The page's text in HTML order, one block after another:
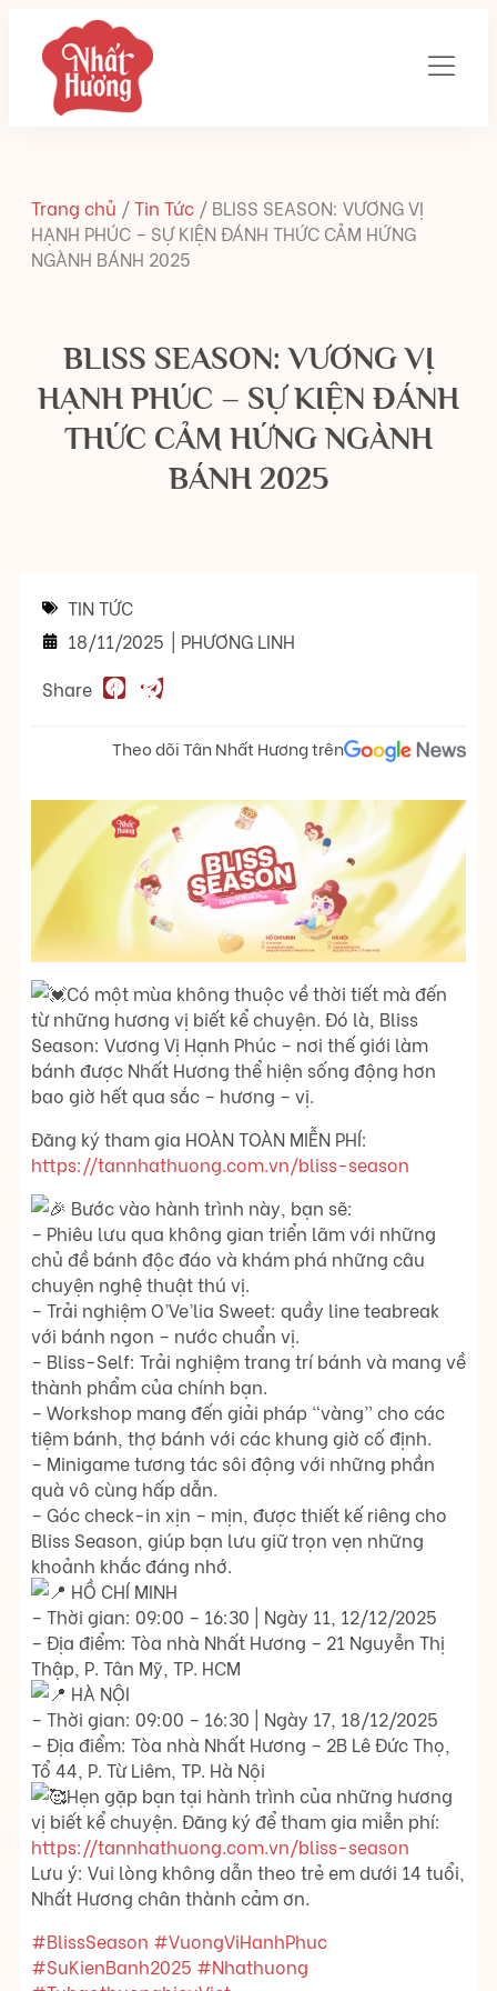
Trang chủ /Tin Tức / BLISS SEASON: VƯƠNG VỊ
HẠNH PHÚC – SỰ KIỆN ĐÁNH THỨC CẢM HỨNG
NGÀNH BÁNH 2025
BLISS SEASON: VƯƠNG VỊ
HẠNH PHÚC – SỰ KIỆN ĐÁNH
THỨC CẢM HỨNG NGÀNH
BÁNH 2025
TIN TỨC
18/11/2025 | PHƯƠNG LINH
Share
Theo dõi Tân Nhất Hương trên
Có một mùa không thuộc về thời tiết mà đến
từ những hương vị biết kể chuyện. Đó là, Bliss
Season: Vương Vị Hạnh Phúc – nơi thế giới làm
bánh được Nhất Hương thể hiện sống động hơn
bao giờ hết qua sắc – hương – vị.
Đăng ký tham gia HOÀN TOÀN MIỄN PHÍ:
https://tannhathuong.com.vn/bliss-season
Bước vào hành trình này, bạn sẽ:
– Phiêu lưu qua không gian triển lãm với những
chủ đề bánh độc đáo và khám phá những câu
chuyện nghệ thuật thú vị.
– Trải nghiệm O’Ve’lia Sweet: quầy line teabreak
với bánh ngon – nước chuẩn vị.
– Bliss-Self: Trải nghiệm trang trí bánh và mang về
thành phẩm của chính bạn.
– Workshop mang đến giải pháp “vàng” cho các
tiệm bánh, thợ bánh với các khung giờ cố định.
– Minigame tương tác sôi động với những phần
quà vô cùng hấp dẫn.
– Góc check-in xịn – mịn, được thiết kế riêng cho
Bliss Season, giúp bạn lưu giữ trọn vẹn những
khoảnh khắc đáng nhớ.
HỒ CHÍ MINH
– Thời gian: 09:00 – 16:30 | Ngày 11, 12/12/2025
– Địa điểm: Tòa nhà Nhất Hương – 21 Nguyễn Thị
Thập, P. Tân Mỹ, TP. HCM
HÀ NỘI
– Thời gian: 09:00 – 16:30 | Ngày 17, 18/12/2025
– Địa điểm: Tòa nhà Nhất Hương – 2B Lê Đức Thọ,
Tổ 44, P. Từ Liêm, TP. Hà Nội
Hẹn gặp bạn tại hành trình của những hương
vị biết kể chuyện. Đăng ký để tham gia miễn phí:
https://tannhathuong.com.vn/bliss-season
Lưu ý: Vui lòng không dẫn theo trẻ em dưới 14 tuổi,
Nhất Hương chân thành cảm ơn.
#BlissSeason #VuongViHanhPhuc
#SuKienBanh2025 #Nhathuong